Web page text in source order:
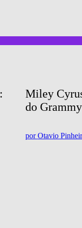
Miley
do
porOtavio